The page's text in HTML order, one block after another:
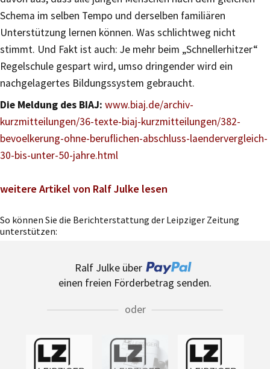
Schema im selben Tempo und derselben familiären
Unterstützung lernen können. Was schlichtweg nicht
stimmt. Und Fakt ist auch: Je mehr beim „Schnellerhitzer“
Regelschule gespart wird, umso dringender wird ein
nachgelagertes Bildungssystem gebraucht.
Die Meldung des BIAJ: www.biaj.de/archiv-
kurzmitteilungen/36-texte-biaj-kurzmitteilungen/382-
bevoelkerung-ohne-beruflichen-abschluss-laendervergleich-
30-bis-unter-50-jahre.html
weitere Artikel von Ralf Julke lesen
So können Sie die Berichterstattung der Leipziger Zeitung
unterstützen:
Ralf Julke über
einen freien Förderbetrag senden.
oder